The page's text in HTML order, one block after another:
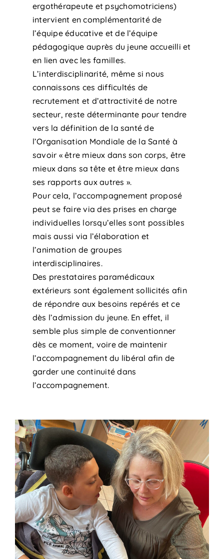
ergothérapeute et psychomotriciens)
intervient en complémentarité de
l’équipe éducative et de l’équipe
pédagogique auprès du jeune accueilli et
en lien avec les familles.
L’interdisciplinarité, même si nous
connaissons ces difficultés de
recrutement et d’attractivité de notre
secteur, reste déterminante pour tendre
vers la définition de la santé de
l’Organisation Mondiale de la Santé à
savoir « être mieux dans son corps, être
mieux dans sa tête et être mieux dans
ses rapports aux autres ».
Pour cela, l’accompagnement proposé
peut se faire via des prises en charge
individuelles lorsqu’elles sont possibles
mais aussi via l’élaboration et
l’animation de groupes
interdisciplinaires.
Des prestataires paramédicaux
extérieurs sont également sollicités afin
de répondre aux besoins repérés et ce
dès l’admission du jeune. En effet, il
semble plus simple de conventionner
dès ce moment, voire de maintenir
l’accompagnement du libéral afin de
garder une continuité dans
l’accompagnement.